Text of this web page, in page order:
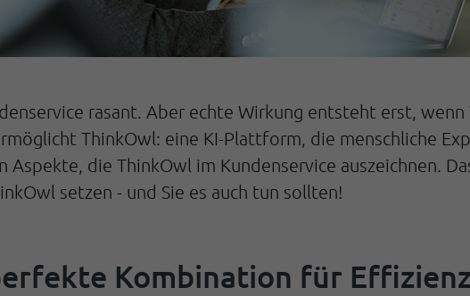
rasant. Aber echte Wirkung entsteht erst, wenn
ThinkOwl: eine KI-Plattform, die menschliche
die ThinkOwl im Kundenservice auszeichnen.
setzen - und Sie es auch tun sollten!
Kombination für